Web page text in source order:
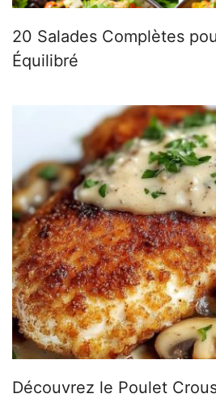
20 Salades Complètes
Équilibré
Découvrez le Poulet